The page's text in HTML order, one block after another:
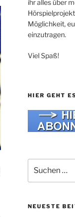
ihr alles über
Möglichkeit,
einzutragen.
Viel Spaß!
HIER GEHT
nach:
NEUESTE